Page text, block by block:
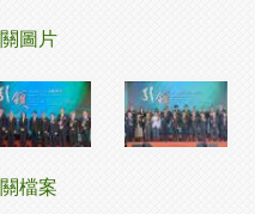
圖片
檔案